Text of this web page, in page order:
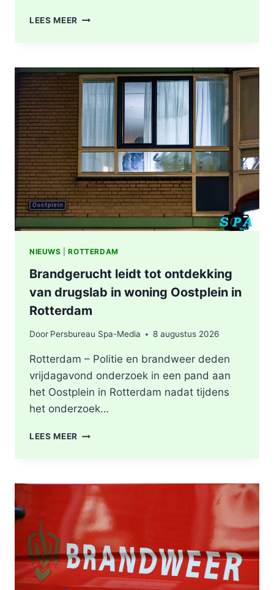
LEES MEER MEDISCHE
NIEUWS |ROTTERDAM
Brandgerucht leidt tot ontdekking
van drugslab in woning Oostplein in
Rotterdam
Door Persbureau Spa-Media 8 augustus 2026
Rotterdam – Politie en brandweer deden
vrijdagavond onderzoek in een pand aan
het Oostplein in Rotterdam nadat tijdens
het onderzoek…
LEES MEER BRANDGERUCHT
VAN
DRUGSLAB
IN
WONING
OOSTPLEIN
IN
ROTTERDAM